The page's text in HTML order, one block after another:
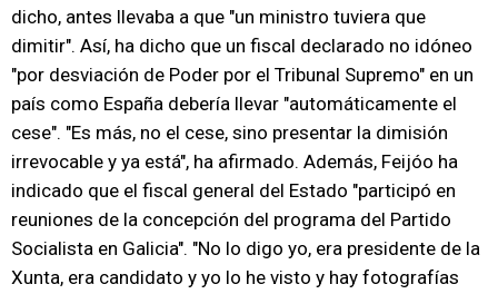
dicho, antes llevaba a que "un ministro tuviera que
dimitir". Así, ha dicho que un fiscal declarado no idóneo
"por desviación de Poder por el Tribunal Supremo" en un
país como España debería llevar "automáticamente el
cese". "Es más, no el cese, sino presentar la dimisión
irrevocable y ya está", ha afirmado. Además, Feijóo ha
indicado que el fiscal general del Estado "participó en
reuniones de la concepción del programa del Partido
Socialista en Galicia". "No lo digo yo, era presidente de la
Xunta, era candidato y yo lo he visto y hay fotografías